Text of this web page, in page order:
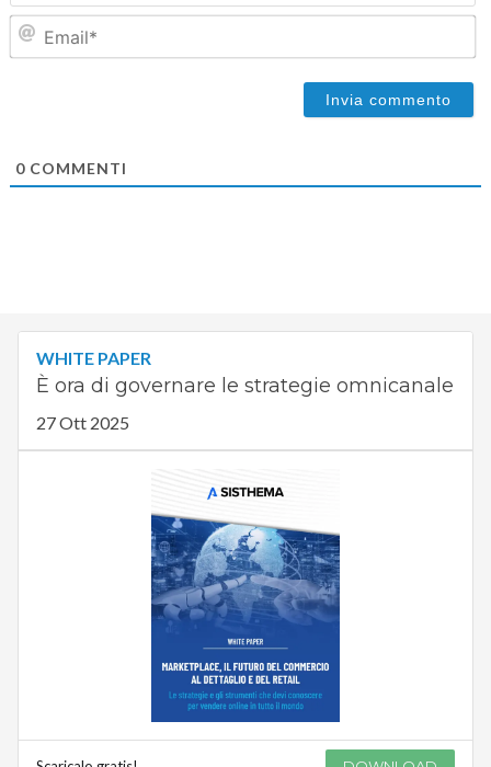
0COMMENTI
WHITE PAPER
È ora di governare le strategie omnicanale
27 Ott 2025